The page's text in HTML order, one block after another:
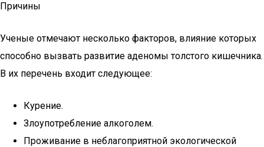
Причины
Ученые отмечают несколько факторов, влияние которых
способно вызвать развитие аденомы толстого кишечника.
В их перечень входит следующее:
Курение.
Злоупотребление алкоголем.
Проживание в неблагоприятной экологической